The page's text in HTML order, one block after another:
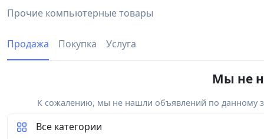
Прочие компьютерные товары
Продажа Покупка Услуга
Мы не
К сожалению, мы не нашли объявлений по данному
Все категории